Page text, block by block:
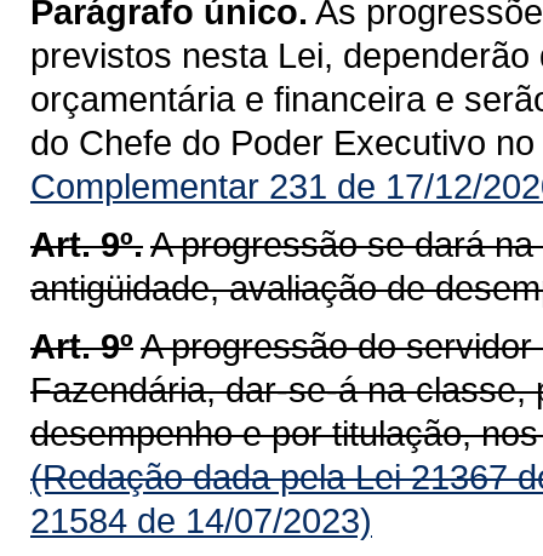
Parágrafo único. As
previstos nesta Lei,
orçamentária e financeira e
do Chefe do Poder Executivo
Complementar 231 de 17/12/
Art. 9º.A progressão se dará
antigüidade, avaliação de
Art. 9ºA progressão do
Fazendária, dar-se-á na classe,
desempenho e por titulação,
(Redação dada pela Lei 21367
21584 de 14/07/2023)